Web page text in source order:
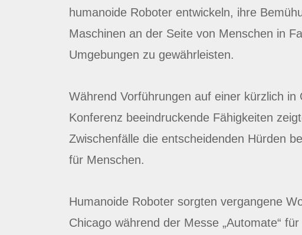
humanoide Roboter entwickeln, ihre
Maschinen an der Seite von Menschen in
Umgebungen zu gewährleisten.
Während Vorführungen auf einer kürzlich in
Konferenz beeindruckende Fähigkeiten
Zwischenfälle die entscheidenden Hürden
für Menschen.
Humanoide Roboter sorgten vergangene
Chicago während der Messe „Automate“